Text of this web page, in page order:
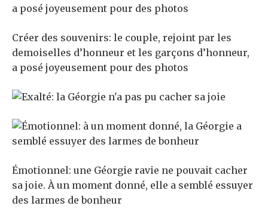
Créer des souvenirs: le couple, rejoint par les
demoiselles d’honneur et les garçons d’honneur,
a posé joyeusement pour des photos
Émotionnel: une Géorgie ravie ne pouvait cacher
sa joie. À un moment donné, elle a semblé essuyer
des larmes de bonheur